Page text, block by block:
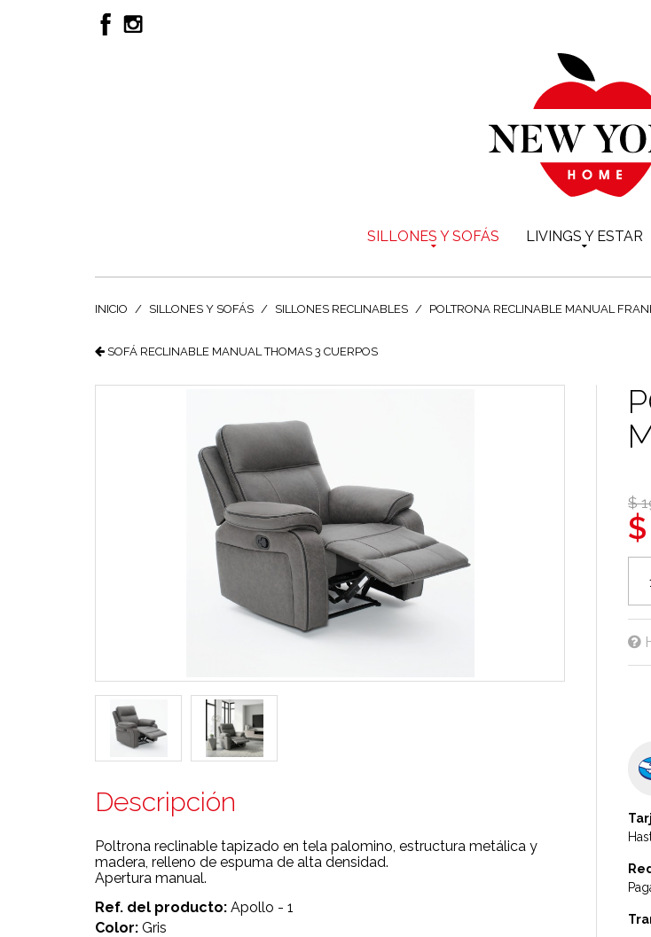
SILLONES Y SOFÁS LIVINGS Y ESTAR
INICIO SILLONES Y SOFÁS SILLONES RECLINABLES POLTRONA RECLINABLE MANUAL
SOFÁ RECLINABLE MANUAL THOMAS 3 CUERPOS
Descripción
Poltrona reclinable tapizado en tela palomino, estructura metálica y
madera, relleno de espuma de alta densidad.
Apertura manual.
Ref. del producto: Apollo - 1
Color: Gris
$